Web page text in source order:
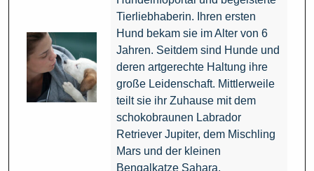
Tierliebhaberin. Ihren ersten
Hund bekam sie im Alter von 6
Jahren. Seitdem sind Hunde und
deren artgerechte Haltung ihre
große Leidenschaft. Mittlerweile
teilt sie ihr Zuhause mit dem
schokobraunen Labrador
Retriever Jupiter, dem Mischling
Mars und der kleinen
Bengalkatze Sahara.